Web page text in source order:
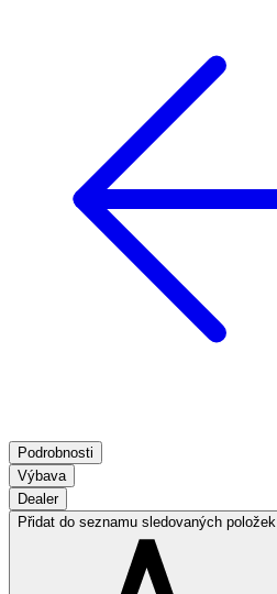
Podrobnosti
Výbava
Dealer
Přidat do seznamu sledovaných položek